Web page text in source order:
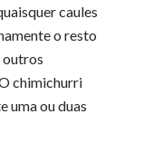
caules
o resto
outros
chimichurri
uma ou duas